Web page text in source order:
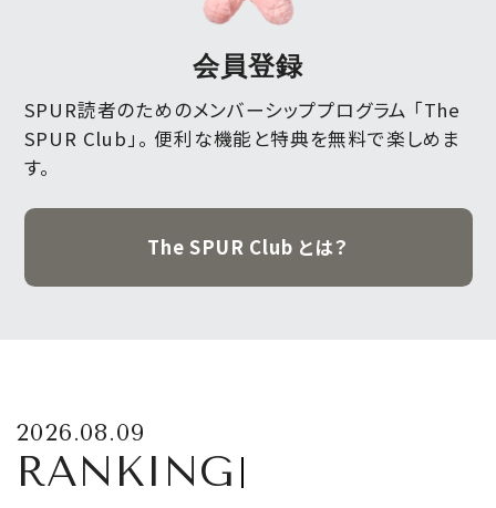
会員登録
SPUR読者のためのメンバーシッププログラム 「The
SPUR Club」。 便利な機能と特典を無料で楽しめま
す。
The SPUR Club とは？
2026.08.09
RANKING